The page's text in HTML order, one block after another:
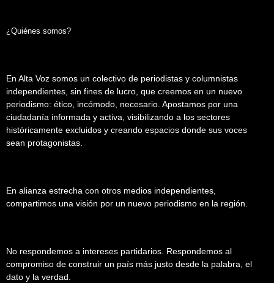
¿Quiénes somos?
En Alta Voz somos un colectivo de periodistas y columnistas
independientes, sin fines de lucro, que creemos en un nuevo
periodismo: ético, incómodo, necesario. Apostamos por una
ciudadanía informada y activa, visibilizando a los sectores
históricamente excluidos y creando espacios donde sus voces
sean protagonistas.
En alianza estrecha con otros medios independientes,
compartimos una visión por un nuevo periodismo en la región.
No respondemos a intereses partidarios. Respondemos al
compromiso de construir un país más justo desde la palabra, el
dato y la verdad.